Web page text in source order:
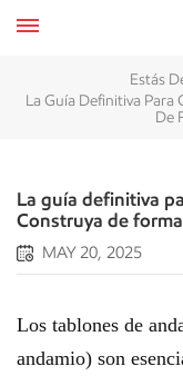
Estás
La Guía Definitiva
De
La guía definitiva
Construya de
MAY 20, 2025
Los tablones de
andamio) son